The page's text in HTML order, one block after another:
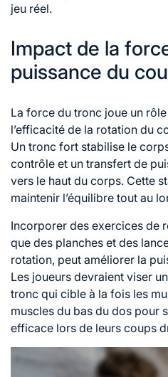
jeu réel.
Impact de la
puissance du
La force du tronc joue un
l’efficacité de la rotation du
Un tronc fort stabilise le
contrôle et un transfert de
vers le haut du corps. Cette
maintenir l’équilibre tout au
Incorporer des exercices de
que des planches et des
rotation, peut améliorer la
Les joueurs devraient viser
tronc qui cible à la fois les
muscles du bas du dos pour
efficace lors de leurs coups